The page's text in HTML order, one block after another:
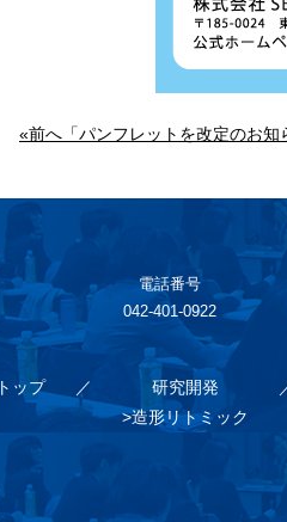
«前へ「パンフレットを改定のお知
電話番号
042-401-0922
トップ
研究開発
>造形リトミック